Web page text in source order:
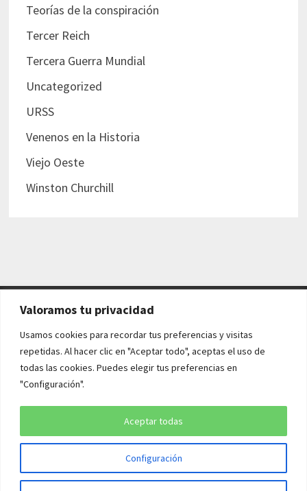
Valoramos tu privacidad
Usamos cookies para recordar tus preferencias y visitas
repetidas. Al hacer clic en "Aceptar todo", aceptas el uso de
todas las cookies. Puedes elegir tus preferencias en
"Configuración".
Configuración
Aceptar todas
Teorías de la conspiración
Tercer Reich
Tercera Guerra Mundial
Uncategorized
URSS
Venenos en la Historia
Viejo Oeste
Winston Churchill
AVISO LEGAL Y POLÍTICAS
Aviso legal
Política de cookies
Copyright © 2026¡QUÉ HISTORIA!. Funciona conWordPressy